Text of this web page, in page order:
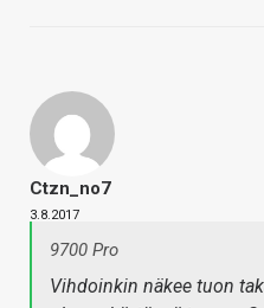
Ctzn_no7
3.8.2017
9700 Pro
Vihdoinkin näkee tuon